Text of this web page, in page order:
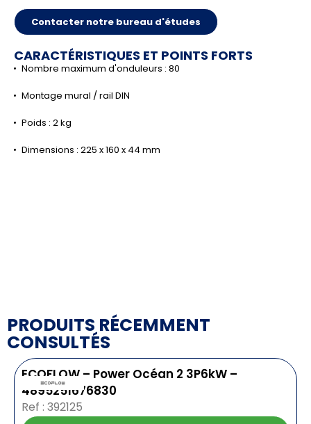
Contacter notre bureau d'études
CARACTÉRISTIQUES ET POINTS FORTS
Nombre maximum d'onduleurs : 80
Montage mural / rail DIN
Poids : 2 kg
Dimensions : 225 x 160 x 44 mm
PRODUITS RÉCEMMENT
CONSULTÉS
ECOFLOW – Power Océan 2 3P6kW –
4895251676830
Ref : 392125